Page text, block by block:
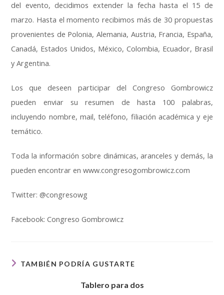
del evento, decidimos extender la fecha hasta el 15 de
marzo. Hasta el momento recibimos más de 30 propuestas
provenientes de Polonia, Alemania, Austria, Francia, España,
Canadá, Estados Unidos, México, Colombia, Ecuador, Brasil
y Argentina.
Los que deseen participar del Congreso Gombrowicz
pueden enviar su resumen de hasta 100 palabras,
incluyendo nombre, mail, teléfono, filiación académica y eje
temático.
Toda la información sobre dinámicas, aranceles y demás, la
pueden encontrar en www.congresogombrowicz.com
Twitter: @congresowg
Facebook: Congreso Gombrowicz
TAMBIÉN PODRÍA GUSTARTE
Tablero para dos